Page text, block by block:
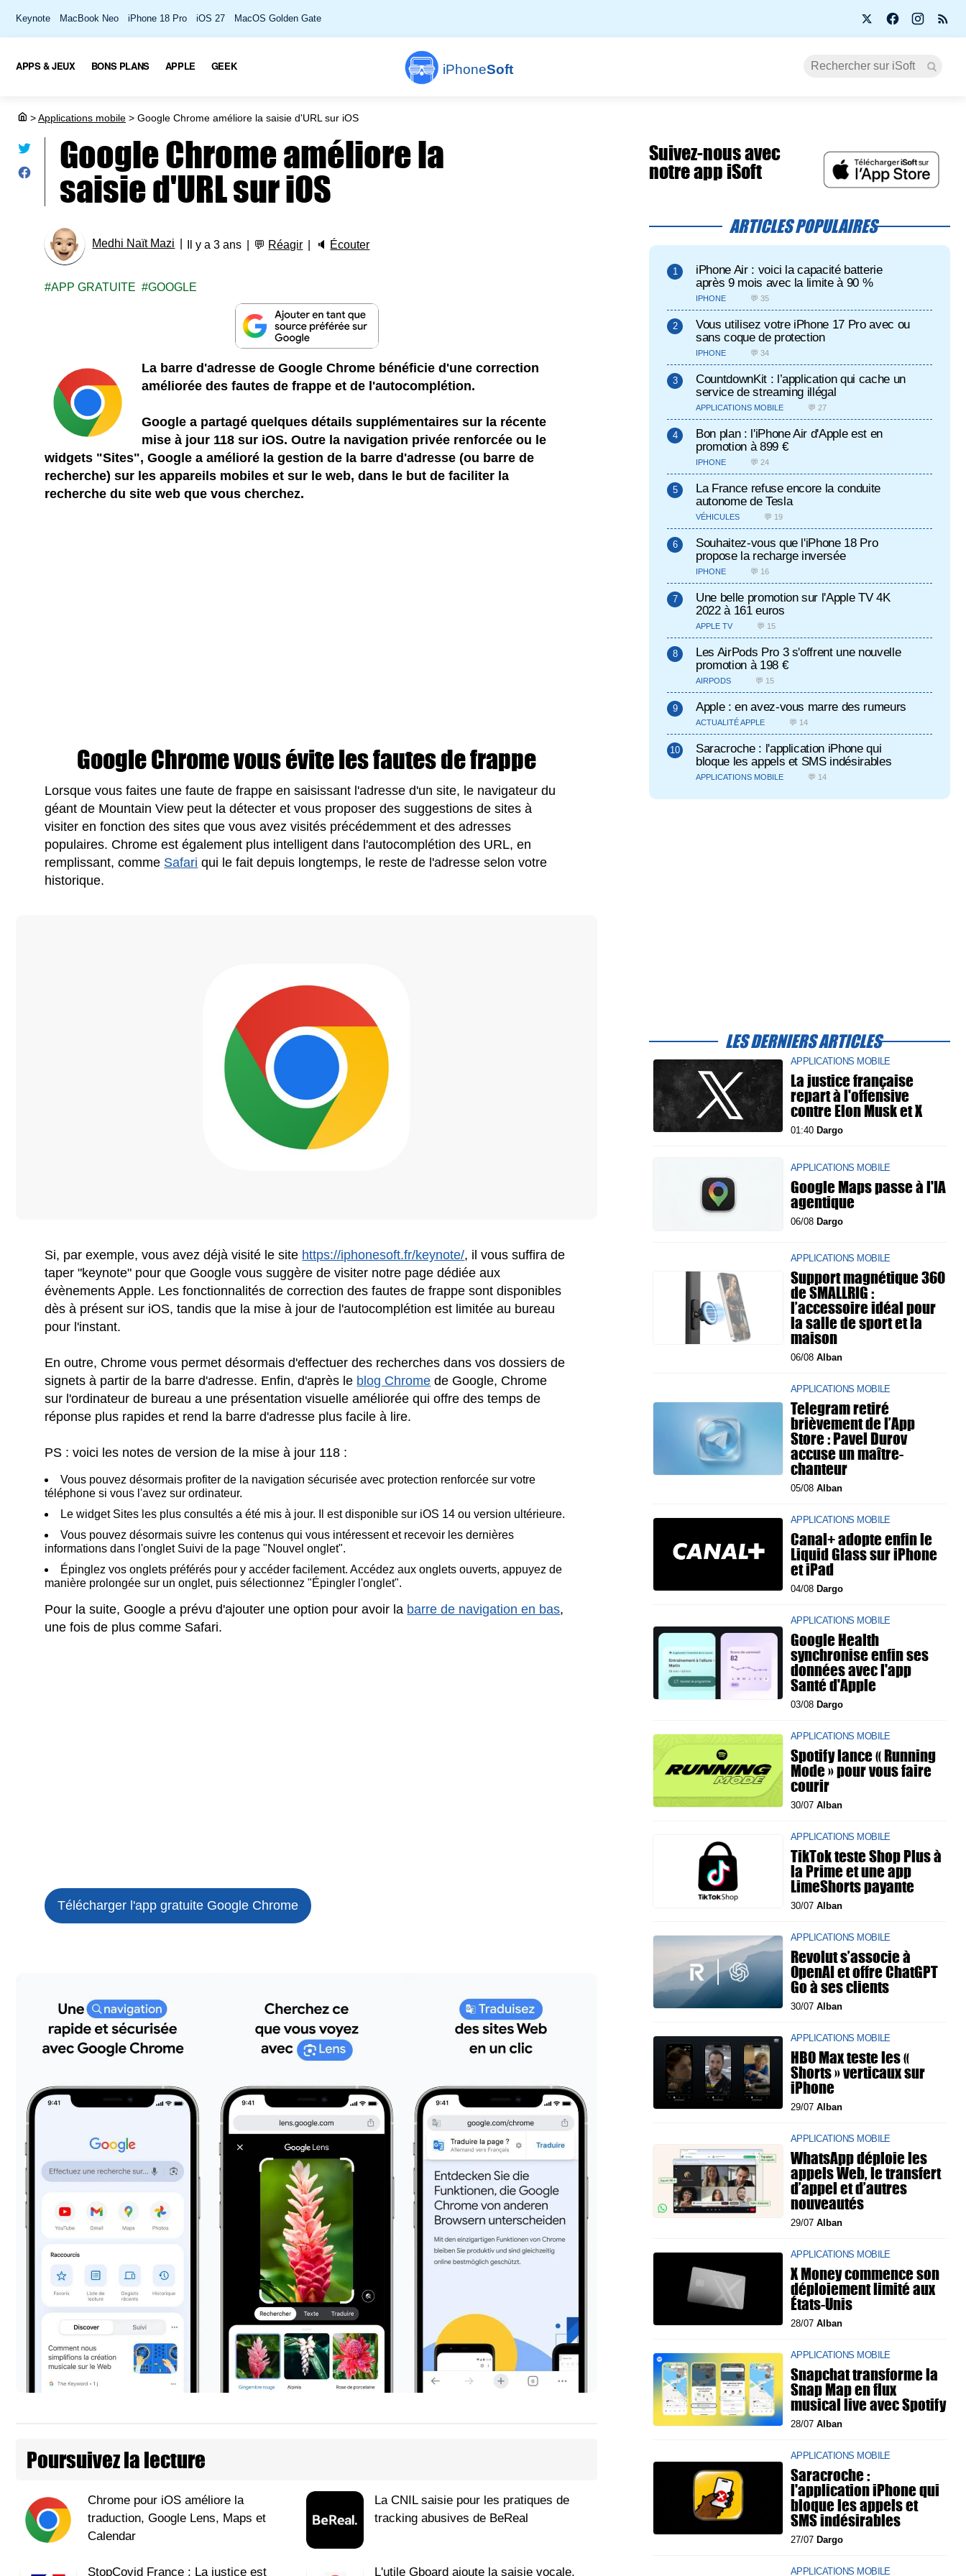
Keynote MacBook Neo iPhone 18 Pro iOS 27 MacOS Golden Gate
iPhoneSoft
APPS & JEUX BONS PLANS APPLE GEEK
>Applications mobile > Google Chrome améliore la saisie d'URL sur iOS
Google Chrome améliore la
saisie d'URL sur iOS
Medhi Naït Mazi Il y a 3 ans 💬 Réagir 🔈 Écouter
APP GRATUITE GOOGLE
La barre d'adresse de Google Chrome bénéficie d'une correction
améliorée des fautes de frappe et de l'autocomplétion.
Google a partagé quelques détails supplémentaires sur la récente
mise à jour 118 sur iOS. Outre la navigation privée renforcée ou le
widgets "Sites", Google a amélioré la gestion de la barre d'adresse (ou barre de
recherche) sur les appareils mobiles et sur le web, dans le but de faciliter la
recherche du site web que vous cherchez.
Google Chrome vous évite les fautes de frappe
Lorsque vous faites une faute de frappe en saisissant l'adresse d'un site, le navigateur du
géant de Mountain View peut la détecter et vous proposer des suggestions de sites à
visiter en fonction des sites que vous avez visités précédemment et des adresses
populaires. Chrome est également plus intelligent dans l'autocomplétion des URL, en
remplissant, comme Safari qui le fait depuis longtemps, le reste de l'adresse selon votre
historique.
Si, par exemple, vous avez déjà visité le site https://iphonesoft.fr/keynote/, il vous suffira de
taper "keynote" pour que Google vous suggère de visiter notre page dédiée aux
évènements Apple. Les fonctionnalités de correction des fautes de frappe sont disponibles
dès à présent sur iOS, tandis que la mise à jour de l'autocomplétion est limitée au bureau
pour l'instant.
En outre, Chrome vous permet désormais d'effectuer des recherches dans vos dossiers de
signets à partir de la barre d'adresse. Enfin, d'après le blog Chrome de Google, Chrome
sur l'ordinateur de bureau a une présentation visuelle améliorée qui offre des temps de
réponse plus rapides et rend la barre d'adresse plus facile à lire.
PS : voici les notes de version de la mise à jour 118 :
Vous pouvez désormais profiter de la navigation sécurisée avec protection renforcée sur votre
téléphone si vous l'avez sur ordinateur.
Le widget Sites les plus consultés a été mis à jour. Il est disponible sur iOS 14 ou version ultérieure.
Vous pouvez désormais suivre les contenus qui vous intéressent et recevoir les dernières
informations dans l'onglet Suivi de la page "Nouvel onglet".
Épinglez vos onglets préférés pour y accéder facilement. Accédez aux onglets ouverts, appuyez de
manière prolongée sur un onglet, puis sélectionnez "Épingler l'onglet".
Pour la suite, Google a prévu d'ajouter une option pour avoir la barre de navigation en bas,
une fois de plus comme Safari.
Télécharger l'app gratuite Google Chrome
Poursuivez la lecture
Chrome pour iOS améliore la
traduction, Google Lens, Maps et
Calendar
La CNIL saisie pour les pratiques de
tracking abusives de BeReal
StopCovid France : La justice est L'utile Gboard ajoute la saisie vocale,
Suivez-nous avec
notre app iSoft
ARTICLES POPULAIRES
iPhone Air : voici la capacité batterie
après 9 mois avec la limite à 90 %
IPHONE 💬 35
Vous utilisez votre iPhone 17 Pro avec ou
sans coque de protection
IPHONE 💬 34
CountdownKit : l’application qui cache un
service de streaming illégal
APPLICATIONS MOBILE 💬 27
Bon plan : l'iPhone Air d'Apple est en
promotion à 899 €
IPHONE 💬 24
La France refuse encore la conduite
autonome de Tesla
VÉHICULES 💬 19
Souhaitez-vous que l'iPhone 18 Pro
propose la recharge inversée
IPHONE 💬 16
Une belle promotion sur l'Apple TV 4K
2022 à 161 euros
APPLE TV 💬 15
Les AirPods Pro 3 s'offrent une nouvelle
promotion à 198 €
AIRPODS 💬 15
Apple : en avez-vous marre des rumeurs
ACTUALITÉ APPLE 💬 14
Saracroche : l'application iPhone qui
bloque les appels et SMS indésirables
APPLICATIONS MOBILE 💬 14
LES DERNIERS ARTICLES
APPLICATIONS MOBILE
La justice française
repart à l'offensive
contre Elon Musk et X
01:40 Dargo
APPLICATIONS MOBILE
Google Maps passe à l'IA
agentique
06/08 Dargo
APPLICATIONS MOBILE
Support magnétique 360
de SMALLRIG :
l’accessoire idéal pour
la salle de sport et la
maison
06/08 Alban
APPLICATIONS MOBILE
Telegram retiré
brièvement de l’App
Store : Pavel Durov
accuse un maître-
chanteur
05/08 Alban
APPLICATIONS MOBILE
Canal+ adopte enfin le
Liquid Glass sur iPhone
et iPad
04/08 Dargo
APPLICATIONS MOBILE
Google Health
synchronise enfin ses
données avec l'app
Santé d'Apple
03/08 Dargo
APPLICATIONS MOBILE
Spotify lance « Running
Mode » pour vous faire
courir
30/07 Alban
APPLICATIONS MOBILE
TikTok teste Shop Plus à
la Prime et une app
LimeShorts payante
30/07 Alban
APPLICATIONS MOBILE
Revolut s’associe à
OpenAI et offre ChatGPT
Go à ses clients
30/07 Alban
APPLICATIONS MOBILE
HBO Max teste les «
Shorts » verticaux sur
iPhone
29/07 Alban
APPLICATIONS MOBILE
WhatsApp déploie les
appels Web, le transfert
d’appel et d’autres
nouveautés
29/07 Alban
APPLICATIONS MOBILE
X Money commence son
déploiement limité aux
États-Unis
28/07 Alban
APPLICATIONS MOBILE
Snapchat transforme la
Snap Map en flux
musical live avec Spotify
28/07 Alban
APPLICATIONS MOBILE
Saracroche :
l'application iPhone qui
bloque les appels et
SMS indésirables
27/07 Dargo
APPLICATIONS MOBILE